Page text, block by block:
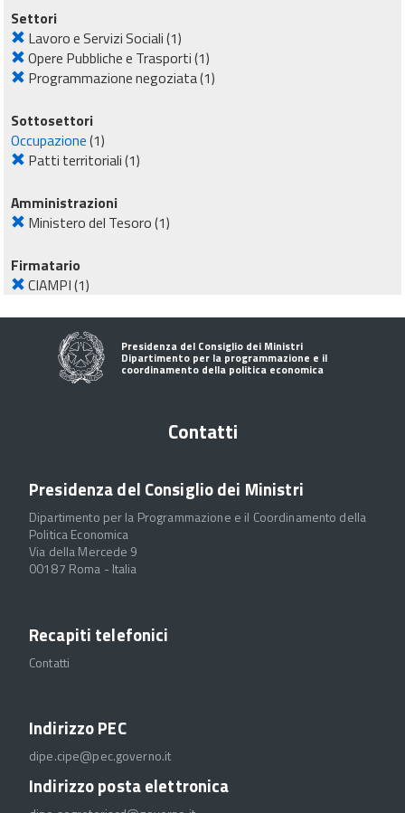
Settori
Lavoro e Servizi Sociali(1)
Opere Pubbliche e Trasporti(1)
Programmazione negoziata(1)
Sottosettori
Occupazione(1)
Patti territoriali(1)
Amministrazioni
Ministero del Tesoro(1)
Firmatario
CIAMPI(1)
Presidenza del Consiglio dei Ministri
Dipartimento per la programmazione e il
coordinamento della politica economica
Contatti
Presidenza del Consiglio dei Ministri
Dipartimento per la Programmazione e il Coordinamento della
Politica Economica
Via della Mercede 9
00187 Roma - Italia
Recapiti telefonici
Contatti
Indirizzo PEC
dipe.cipe@pec.governo.it
Indirizzo posta elettronica